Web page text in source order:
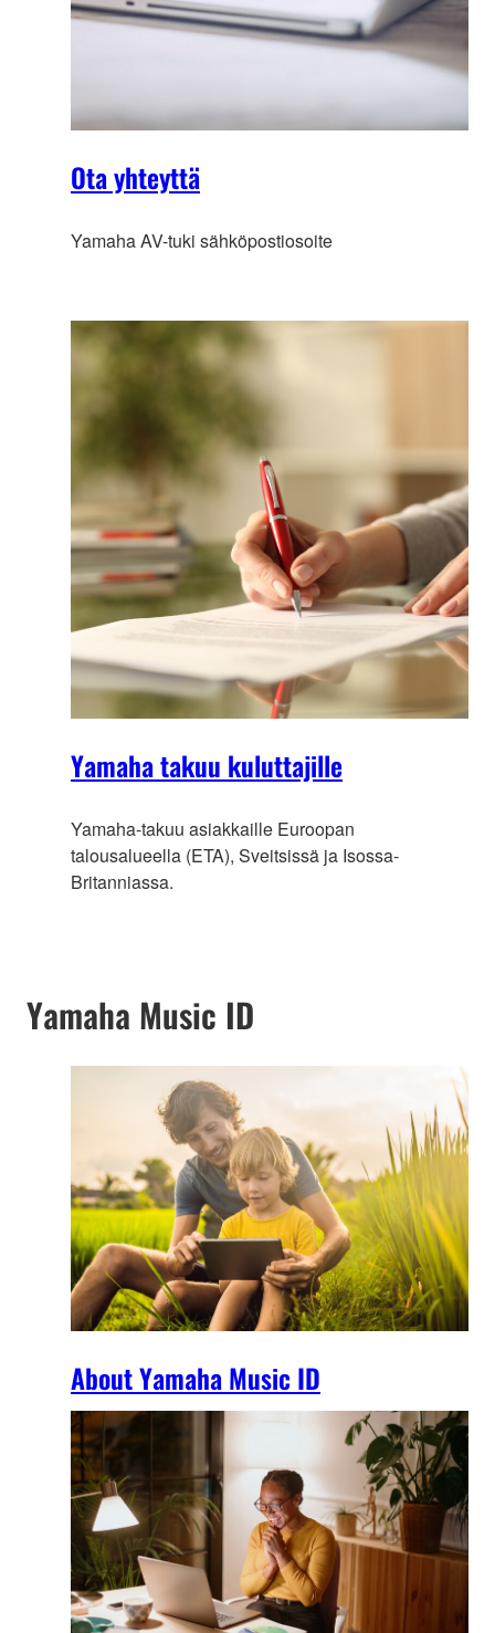
Ota yhteyttä
Yamaha AV-tuki sähköpostiosoite
Yamaha takuu kuluttajille
Yamaha-takuu asiakkaille Euroopan
talousalueella (ETA), Sveitsissä ja Isossa-
Britanniassa.
Yamaha Music ID
About Yamaha Music ID